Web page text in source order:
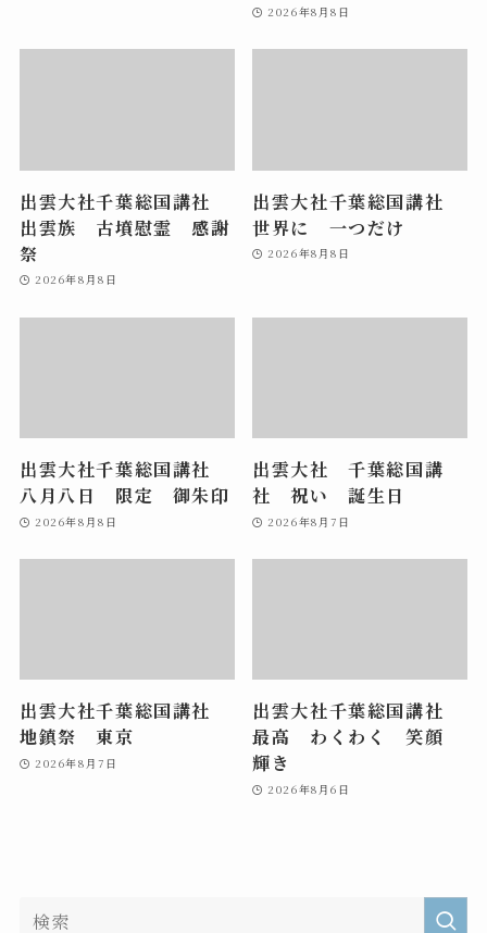
2026年8月8日
出雲大社千葉総国講社
出雲族 古墳慰霊 感謝
祭
2026年8月8日
出雲大社千葉総国講社
世界に 一つだけ
2026年8月8日
出雲大社千葉総国講社
八月八日 限定 御朱印
2026年8月8日
出雲大社 千葉総国講
社 祝い 誕生日
2026年8月7日
出雲大社千葉総国講社
地鎮祭 東京
2026年8月7日
出雲大社千葉総国講社
最高 わくわく 笑顔
輝き
2026年8月6日